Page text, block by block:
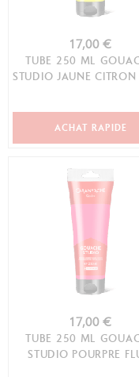
17,00 €
TUBE 250 ML
STUDIO JAUNE CITRON
ACHAT RAPIDE
17,00 €
TUBE 250 ML
STUDIO POURPRE